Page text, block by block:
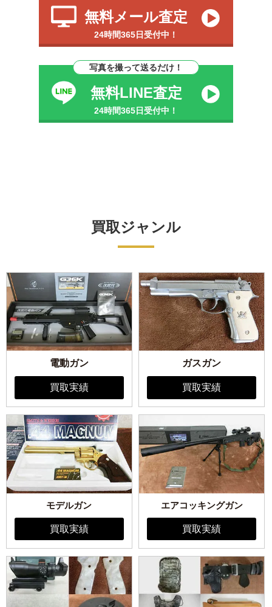
無料メール査定
24時間365日受付中！
写真を撮って送るだけ！
無料LINE査定
24時間365日受付中！
買取ジャンル
電動ガン
買取実績
ガスガン
買取実績
モデルガン
買取実績
エアコッキングガン
買取実績